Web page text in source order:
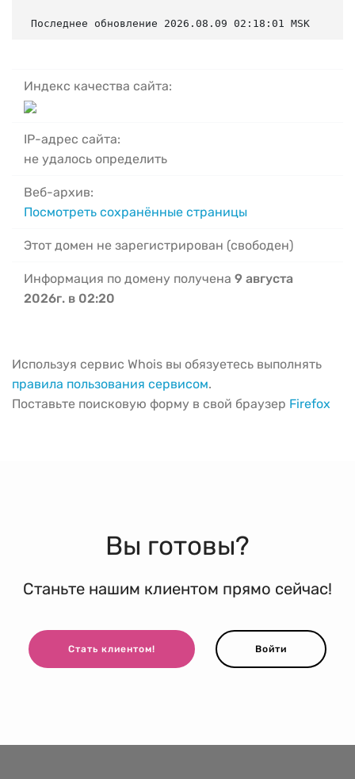
Последнее обновление 2026.08.09 02:18:01 MSK
Индекс качества сайта:
IP-адрес сайта:
не удалось определить
Веб-архив:
Посмотреть сохранённые страницы
Этот домен не зарегистрирован (свободен)
Информация по домену получена 9 августа
2026г. в 02:20
Используя сервис Whois вы обязуетесь выполнять
правила пользования сервисом.
Поставьте поисковую форму в свой браузер Firefox
Вы готовы?
Станьте нашим клиентом прямо сейчас!
Стать клиентом! Войти